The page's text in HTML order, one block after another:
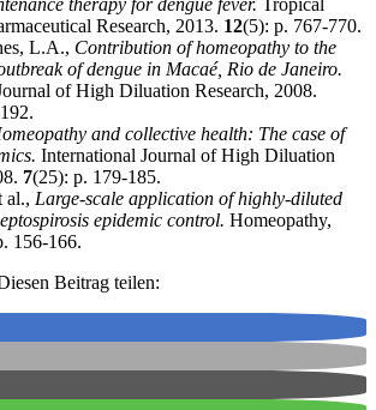
therapy for dengue fever. Tropical
Research, 2013. 12(5): p. 767-770.
L.A., Contribution of homeopathy to the
of dengue in Macaé, Rio de Janeiro.
of High Diluation Research, 2008.
and collective health: The case of
International Journal of High Diluation
7(25): p. 179-185.
al., Large-scale application of highly-diluted
epidemic control. Homeopathy,
156-166.
Beitrag teilen: